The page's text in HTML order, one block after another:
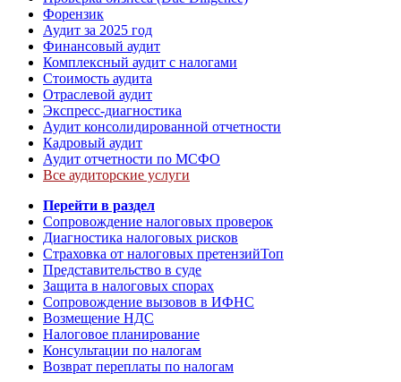
Форензик
Аудит за 2025 год
Финансовый аудит
Комплексный аудит с налогами
Стоимость аудита
Отраслевой аудит
Экспресс-диагностика
Аудит консолидированной отчетности
Кадровый аудит
Аудит отчетности по МСФО
Все аудиторские услуги
Перейти в раздел
Сопровождение налоговых проверок
Диагностика налоговых рисков
Страховка от налоговых претензийТоп
Представительство в суде
Защита в налоговых спорах
Сопровождение вызовов в ИФНС
Возмещение НДС
Налоговое планирование
Консультации по налогам
Возврат переплаты по налогам